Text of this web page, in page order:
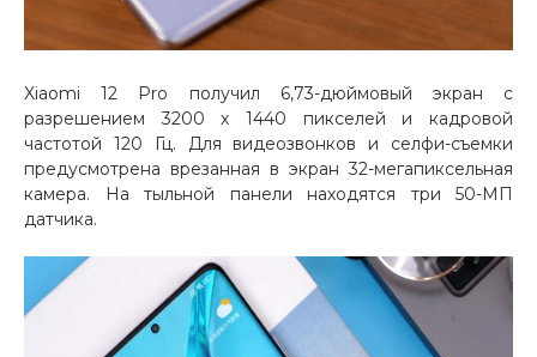
Xiaomi 12 Pro получил 6,73-дюймовый экран с
разрешением 3200 х 1440 пикселей и кадровой
частотой 120 Гц. Для видеозвонков и селфи-съемки
предусмотрена врезанная в экран 32-мегапиксельная
камера. На тыльной панели находятся три 50-МП
датчика.